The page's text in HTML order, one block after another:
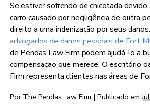
Se estiver sofrendo de chicotada devido
carro causado por negligência de outra
direito a uma indenização por seus
advogados de danos pessoais de Fort
de Pendas Law Firm podem ajudá-lo a
compensação que merece. O escritório
Firm representa clientes nas áreas de
Por The Pendas Law Firm | Publicado em